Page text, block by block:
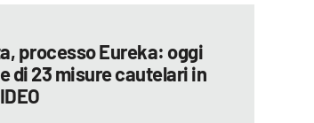
processo Eureka: oggi
di 23 misure cautelari in